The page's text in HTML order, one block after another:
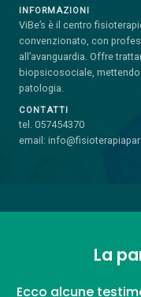
INFORMAZIONI
ViBe’s è il centro
convenzionato, con
all’avanguardia. Offre
biopsicosociale,
patologia.
CONTATTI
tel. 057454370
email:
La
Ecco alcune